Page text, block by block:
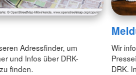
Adressfinder, um
und Infos über DRK-
finden.
Wir
DRK.